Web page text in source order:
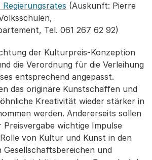
Regierungsrates (Auskunft: Pierre
Tel. 061 267 62 92)
der Kulturpreis-Konzeption
die Verordnung für die Verleihung
entsprechend angepasst.
das originäre Kunstschaffen und
Kreativität wieder stärker in
werden. Andererseits sollen
Preisvergabe wichtige Impulse
von Kultur und Kunst in den
Gesellschaftsbereichen und